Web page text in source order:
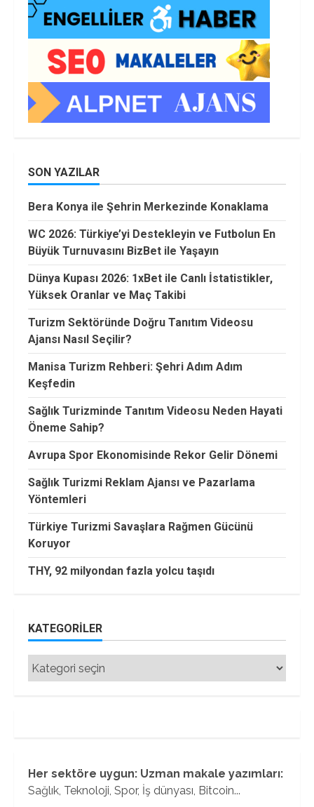
SON YAZILAR
Bera Konya ile Şehrin Merkezinde Konaklama
WC 2026: Türkiye’yi Destekleyin ve Futbolun En
Büyük Turnuvasını BizBet ile Yaşayın
Dünya Kupası 2026: 1xBet ile Canlı İstatistikler,
Yüksek Oranlar ve Maç Takibi
Turizm Sektöründe Doğru Tanıtım Videosu
Ajansı Nasıl Seçilir?
Manisa Turizm Rehberi: Şehri Adım Adım
Keşfedin
Sağlık Turizminde Tanıtım Videosu Neden Hayati
Öneme Sahip?
Avrupa Spor Ekonomisinde Rekor Gelir Dönemi
Sağlık Turizmi Reklam Ajansı ve Pazarlama
Yöntemleri
Türkiye Turizmi Savaşlara Rağmen Gücünü
Koruyor
THY, 92 milyondan fazla yolcu taşıdı
KATEGORILER
Kategoriler
Her sektöre uygun: Uzman makale yazımları:
Sağlık, Teknoloji, Spor, İş dünyası, Bitcoin...